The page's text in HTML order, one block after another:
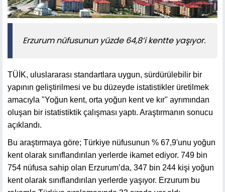
Erzurum nüfusunun yüzde 64,8’i kentte yaşıyor.
TÜİK, uluslararası standartlara uygun, sürdürülebilir bir
yapının geliştirilmesi ve bu düzeyde istatistikler üretilmek
amacıyla "Yoğun kent, orta yoğun kent ve kır" ayrımından
oluşan bir istatistiktik çalışması yaptı. Araştırmanın sonucu
açıklandı.
Bu araştırmaya göre; Türkiye nüfusunun % 67,9'unu yoğun
kent olarak sınıflandırılan yerlerde ikamet ediyor. 749 bin
754 nüfusa sahip olan Erzurum’da, 347 bin 244 kişi yoğun
kent olarak sınıflandırılan yerlerde yaşıyor. Erzurum bu